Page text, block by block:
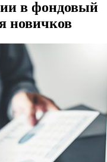
в фондовый
новичков